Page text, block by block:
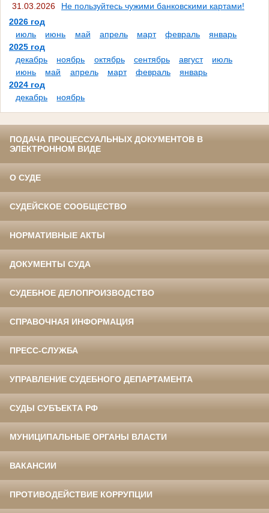
31.03.2026
Не пользуйтесь чужими банковскими картами!
2026 год
июль
июнь май апрель март февраль
январь
2025 год
декабрь
ноябрь октябрь сентябрь август
июль
июнь
май апрель март февраль
январь
2024 год
декабрь
ноябрь
ПОДАЧА ПРОЦЕССУАЛЬНЫХ ДОКУМЕНТОВ В
ЭЛЕКТРОННОМ ВИДЕ
О СУДЕ
СУДЕЙСКОЕ СООБЩЕСТВО
НОРМАТИВНЫЕ АКТЫ
ДОКУМЕНТЫ СУДА
СУДЕБНОЕ ДЕЛОПРОИЗВОДСТВО
СПРАВОЧНАЯ ИНФОРМАЦИЯ
ПРЕСС-СЛУЖБА
УПРАВЛЕНИЕ СУДЕБНОГО ДЕПАРТАМЕНТА
СУДЫ СУБЪЕКТА РФ
МУНИЦИПАЛЬНЫЕ ОРГАНЫ ВЛАСТИ
ВАКАНСИИ
ПРОТИВОДЕЙСТВИЕ КОРРУПЦИИ